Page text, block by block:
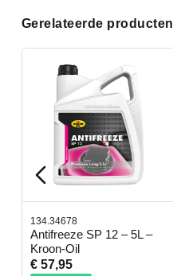
Gerelateerde producten
134.34678
Antifreeze SP 12 – 5L –
Kroon-Oil
€ 57,95